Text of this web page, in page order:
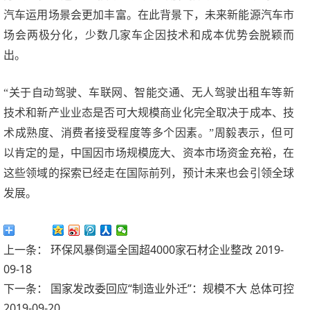
汽车运用场景会更加丰富。在此背景下，未来新能源汽车市
场会两极分化，少数几家车企因技术和成本优势会脱颖而
出。
“关于自动驾驶、车联网、智能交通、无人驾驶出租车等新
技术和新产业业态是否可大规模商业化完全取决于成本、技
术成熟度、消费者接受程度等多个因素。”周毅表示，但可
以肯定的是，中国因市场规模庞大、资本市场资金充裕，在
这些领域的探索已经走在国际前列，预计未来也会引领全球
发展。
上一条： 环保风暴倒逼全国超4000家石材企业整改2019-
09-18
下一条：
国家发改委回应“制造业外迁”：规模不大 总体可控